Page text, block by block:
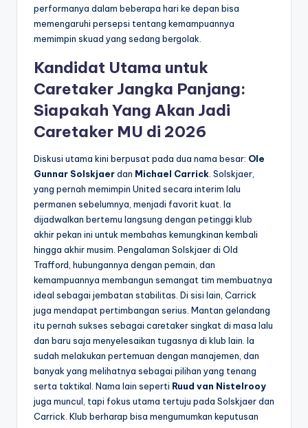
performanya dalam beberapa hari ke depan bisa
memengaruhi persepsi tentang kemampuannya
memimpin skuad yang sedang bergolak.
Kandidat Utama untuk
Caretaker Jangka Panjang:
Siapakah Yang Akan Jadi
Caretaker MU di 2026
Diskusi utama kini berpusat pada dua nama besar: Ole
Gunnar Solskjaerdan Michael Carrick . Solskjaer,
yang pernah memimpin United secara interim lalu
permanen sebelumnya, menjadi favorit kuat. Ia
dijadwalkan bertemu langsung dengan petinggi klub
akhir pekan ini untuk membahas kemungkinan kembali
hingga akhir musim. Pengalaman Solskjaer di Old
Trafford, hubungannya dengan pemain, dan
kemampuannya membangun semangat tim membuatnya
ideal sebagai jembatan stabilitas. Di sisi lain, Carrick
juga mendapat pertimbangan serius. Mantan gelandang
itu pernah sukses sebagai caretaker singkat di masa lalu
dan baru saja menyelesaikan tugasnya di klub lain. Ia
sudah melakukan pertemuan dengan manajemen, dan
banyak yang melihatnya sebagai pilihan yang tenang
serta taktikal. Nama lain seperti Ruud van Nistelrooy
juga muncul, tapi fokus utama tertuju pada Solskjaer dan
Carrick. Klub berharap bisa mengumumkan keputusan